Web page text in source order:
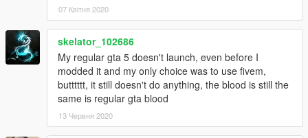
07 Квітня 2020
skelator_102686
My regular gta 5 doesn't launch, even before I
modded it and my only choice was to use fivem,
butttttt, it still doesn't do anything, the blood is still the
same is regular gta blood
13 Червня 2020